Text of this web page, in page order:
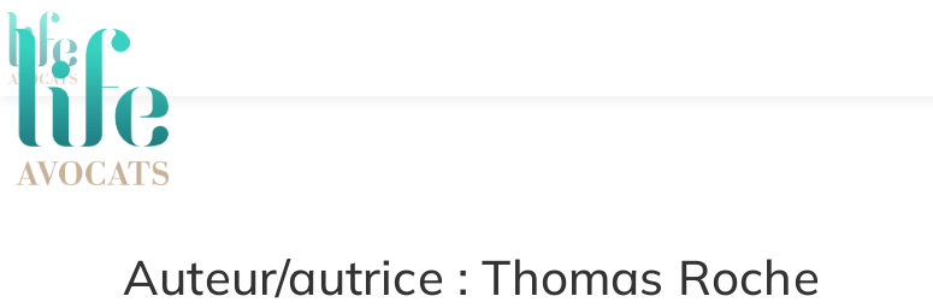
Auteur/autrice :Thomas Roche